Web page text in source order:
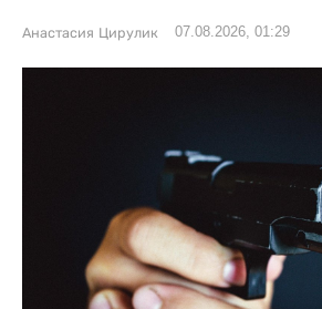
Анастасия Цирулик 07.08.2026, 01:29